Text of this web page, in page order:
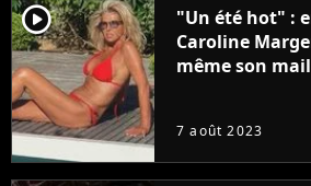
player2
"Un été hot" :
Caroline
même son
7 août 2023